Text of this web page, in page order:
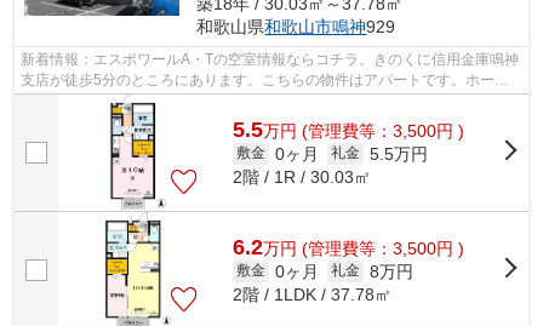
和歌山県和歌山市鳴神929
新着情報：エスポワールA・Tの空室情報ならコチラ。きのくに信用金庫鳴神
支店が徒歩5分のところにあります。こちらの物件はアパートです。ホーム
ズは、あなたのご希望に適した物件のご...
5.5万円 (管理費等：3,500円 )
敷金 0ヶ月 礼金 5.5万円
2階 / 1R / 30.03㎡
6.2万円 (管理費等：3,500円 )
敷金 0ヶ月 礼金 8万円
2階 / 1LDK / 37.78㎡